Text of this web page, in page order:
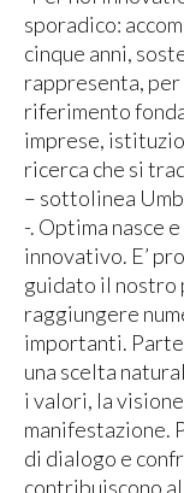
sporadico:
cinque anni,
rappresenta,
riferimento
imprese,
ricerca che si
– sottolinea
-. Optima nasce
innovativo. E’
guidato il nostro
raggiungere
importanti.
una scelta
i valori, la
manifestazione.
di dialogo e
contribuiscono